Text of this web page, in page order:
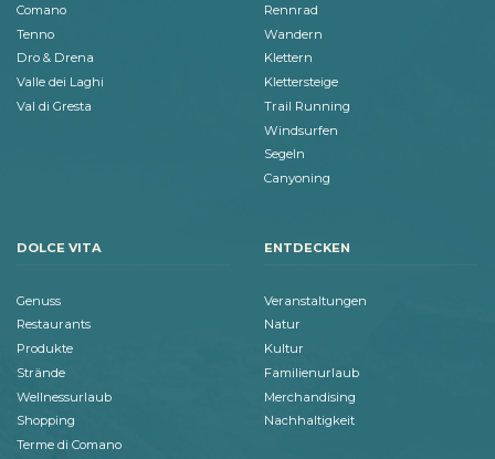
Comano
Tenno
Dro & Drena
Valle dei Laghi
Val di Gresta
Rennrad
Wandern
Klettern
Klettersteige
Trail Running
Windsurfen
Segeln
Canyoning
DOLCE VITA
Genuss
Restaurants
Produkte
Strände
Wellnessurlaub
Shopping
Terme di Comano
ENTDECKEN
Veranstaltungen
Natur
Kultur
Familienurlaub
Merchandising
Nachhaltigkeit